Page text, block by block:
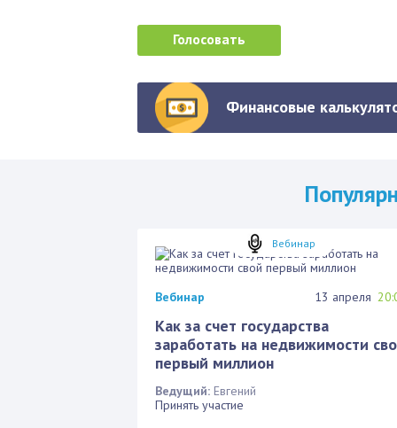
Финансовые
Вебинар
Вебинар 13 апреля
Как за счет государства
заработать на недвижимости
первый миллион
Ведущий: Евгений
Принять участие